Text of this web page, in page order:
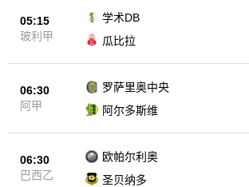
05:15
玻利甲
学术DB
瓜比拉
06:30
阿甲
罗萨里奥中央
阿尔多斯维
06:30
巴西乙
欧帕尔利奥
圣贝纳多